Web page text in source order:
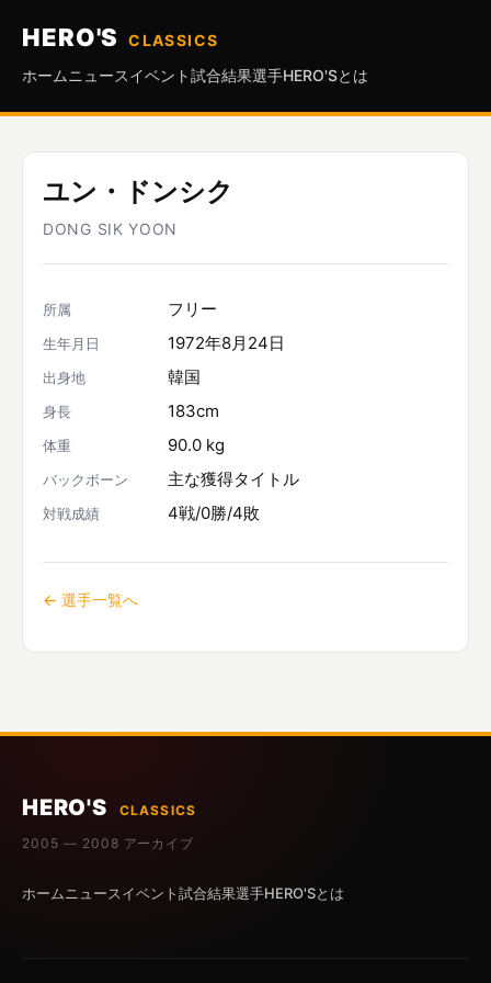
HERO'S
CLASSICS
ホーム ニュースイベント試合結果選手HERO'Sとは
ユン・ドンシク
DONG SIK YOON
所属 フリー
生年月日 1972年8月24日
出身地 韓国
身長 183cm
体重 90.0 kg
バックボーン 主な獲得タイトル
対戦成績 4戦/0勝/4敗
← 選手一覧へ
HERO'S
CLASSICS
2005 — 2008 アーカイブ
ホームニュースイベント試合結果選手HERO'Sとは